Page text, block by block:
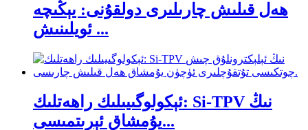
ھەل قىلىش چارىلىرى دولقۇنى: يېڭىچە
ئويلىنىش ...
ئېكولوگىيىلىك راھەتلىك: Si-TPV نىڭ
يۇمشاق ئېرىتمىسى...